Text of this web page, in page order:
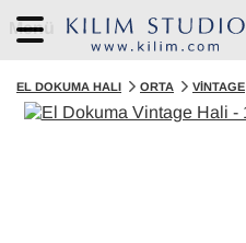
Menü
EL DOKUMA HALI ORTA VINTAGE